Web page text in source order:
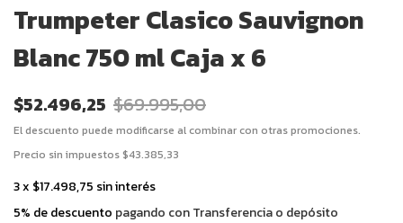
Trumpeter Clasico Sauvignon
Blanc 750 ml Caja x 6
$52.496,25 $69.995,00
El descuento puede modificarse al combinar con otras promociones.
Precio sin impuestos$43.385,33
3x $17.498,75 sin interés
5% de descuento pagando con Transferencia o depósito